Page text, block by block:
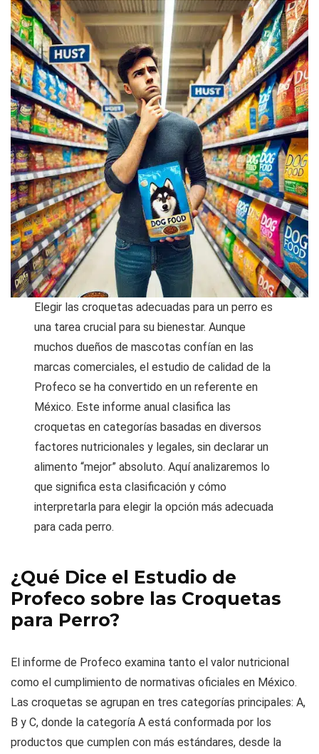
Elegir las croquetas adecuadas para un perro es
una tarea crucial para su bienestar. Aunque
muchos dueños de mascotas confían en las
marcas comerciales, el estudio de calidad de la
Profeco se ha convertido en un referente en
México. Este informe anual clasifica las
croquetas en categorías basadas en diversos
factores nutricionales y legales, sin declarar un
alimento “mejor” absoluto. Aquí analizaremos lo
que significa esta clasificación y cómo
interpretarla para elegir la opción más adecuada
para cada perro.
¿Qué Dice el Estudio de
Profeco sobre las Croquetas
para Perro?
El informe de Profeco examina tanto el valor nutricional
como el cumplimiento de normativas oficiales en México.
Las croquetas se agrupan en tres categorías principales: A,
B y C, donde la categoría A está conformada por los
productos que cumplen con más estándares, desde la